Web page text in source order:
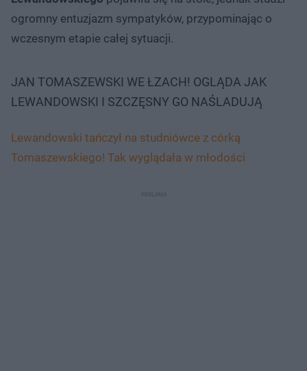
ogromny entuzjazm sympatyków, przypominając o
wczesnym etapie całej sytuacji.
JAN TOMASZEWSKI WE ŁZACH! OGLĄDA JAK
LEWANDOWSKI I SZCZĘSNY GO NAŚLADUJĄ
Lewandowski tańczył na studniówce z córką
Tomaszewskiego! Tak wyglądała w młodości